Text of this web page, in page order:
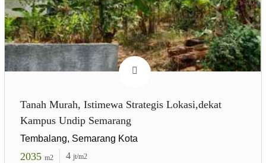
Tanah Murah, Istimewa Strategis Lokasi,dekat
Kampus Undip Semarang
Tembalang, Semarang Kota
2035 m2 4 jt/m2